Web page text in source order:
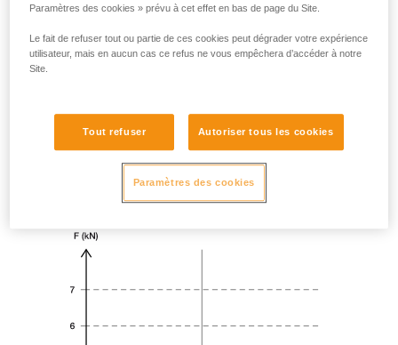
Paramètres des cookies » prévu à cet effet en bas de page du Site.
Le fait de refuser tout ou partie de ces cookies peut dégrader votre expérience
utilisateur, mais en aucun cas ce refus ne vous empêchera d’accéder à notre
Site.
Tout refuser Autoriser tous les cookies
Paramètres des cookies